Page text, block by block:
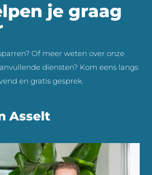
je graag
Of meer weten over onze
diensten? Kom eens langs
en gratis gesprek.
Asselt